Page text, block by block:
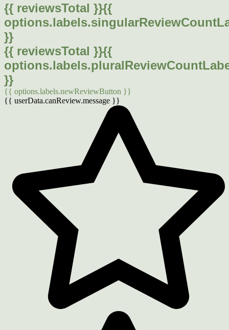
{{ reviewsTotal }}{{
}}
{{ reviewsTotal }}{{
}}
{{ options.labels.newReviewButton }}
{{ userData.canReview.message }}